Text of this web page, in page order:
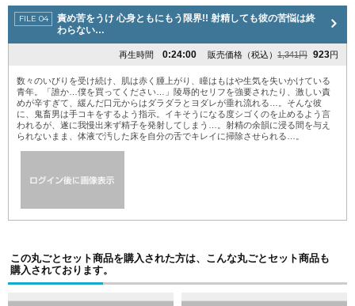
責め苦をうけ 心身ともにもう限界!! 射精しても彼の苦悩は終
わらない…
再生時間 0:24:00 販売価格（税込） 1,341円 923円
数々のいびりを受け続け、肌は赤く腫上がり、瞳はもはや生気を失いかけている
青年。「誰か…僕を買ってください…」陵辱的セリフを強要されたり、激しい責
めが辛すぎて、緩んだ口元からはダラダラとヨダレが垂れ流れる…。そんな彼
に、鬼畜男は手コキをするよう指示。イキそうになる度シゴくのを止めるよう言
われるが、遂に我慢出来ず精子を発射してしまう…。射精の余韻に浸る間を与え
られないまま、体液で汚した床を自分の舌でキレイに掃除させられる…。
この丸ごとセット商品を購入された方は、こんな丸ごとセット商品も
購入されております。